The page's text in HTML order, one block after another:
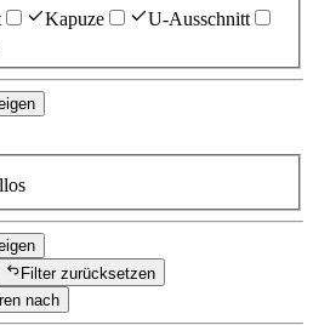
Kapuze
U-Ausschnitt
Filter zurücksetzen
nach